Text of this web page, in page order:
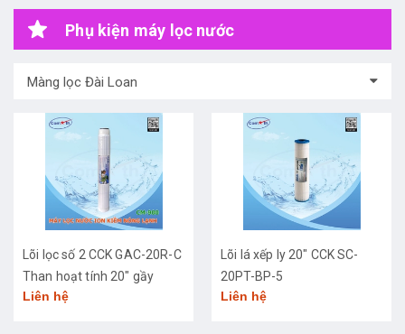
Phụ kiện máy lọc nước
Màng lọc Đài Loan
Lõi lọc số 2 CCK GAC-20R-C
Than hoạt tính 20" gầy
Liên hệ
Lõi lá xếp ly 20" CCK SC-
20PT-BP-5
Liên hệ